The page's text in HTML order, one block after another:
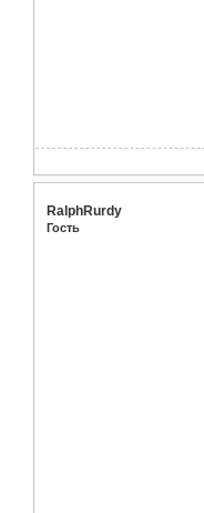
RalphRurdy
Гость